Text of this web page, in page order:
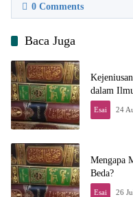
0 Comments
Baca Juga
dalam
Esai 24
Mengapa
Beda?
Esai 26